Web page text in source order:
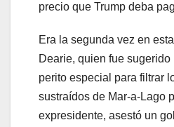
precio que Trump deba
Era la segunda vez en
Dearie, quien fue
perito especial para filtrar
sustraídos de Mar-a-Lago
expresidente, asestó un